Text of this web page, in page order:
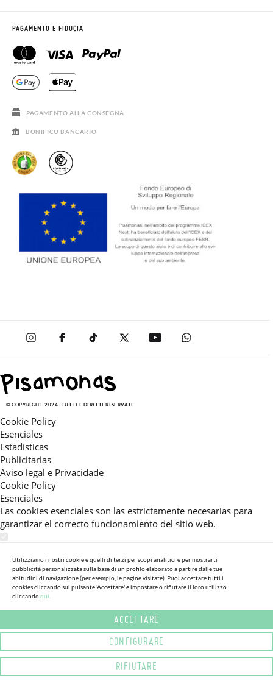
CLUB PISAMONAS
BLOG & NEWS
AVVISO LEGALE, PRIVACY E COOKIES
GUIDA ALLE TAGLIE
RICHIEDERE RESO
CONTATTO
ORARIO PISAMONAS
DOMANDE FREQUENTI
PAGAMENTO E FIDUCIA
PAGAMENTO ALLA CONSEGNA
BONIFICO BANCARIO
© COPYRIGHT 2024. TUTTI I DIRITTI RISERVATI.
Cookie Policy
Esenciales
Estadísticas
Publicitarias
Aviso legal e Privacidade
Cookie Policy
Esenciales
Las cookies esenciales son las estrictamente necesarias para
garantizar el correcto funcionamiento del sitio web.
Estas cookies nos permiten ofrecerle una experiencia en el sitio
adaptada a su navegación (recomendaciones de producto
personalizadas, énfasis en categorías frecuentemente
consultadas, etc).Al activar esta cookie, nos ayuda a mejorar aún
más su experiencia.
Publicitarias
Estas cookies permiten a nuestros socios publicitarios enviarle
mensajes específicos y personalizados.
Utilizziamo i nostri cookie e quelli di terzi per scopi analitici e per mostrarti
pubblicità personalizzata sulla base di un profilo elaborato a partire dalle tue
abitudini di navigazione (per esempio, le pagine visitate). Puoi accettare tutti i
cookies cliccando sul pulsante 'Accettare' e impostare o rifiutare il loro utilizzo
cliccandoqui.
ACCETTARE
CONFIGURARE
RIFIUTARE